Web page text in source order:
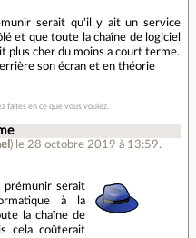
serait qu'il y ait un service
et que toute la chaîne de logiciel
plus cher du moins a court terme.
son écran et en théorie
faites en ce que vous voulez.
) le 28 octobre 2019 à 13:59.
prémunir serait
à la
la chaîne de
cela coûterait